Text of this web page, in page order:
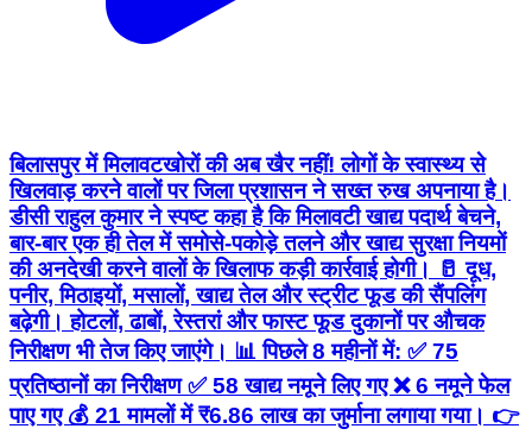
बिलासपुर में मिलावटखोरों की अब खैर नहीं! लोगों के स्वास्थ्य से
खिलवाड़ करने वालों पर जिला प्रशासन ने सख्त रुख अपनाया है।
डीसी राहुल कुमार ने स्पष्ट कहा है कि मिलावटी खाद्य पदार्थ बेचने,
बार-बार एक ही तेल में समोसे-पकोड़े तलने और खाद्य सुरक्षा नियमों
की अनदेखी करने वालों के खिलाफ कड़ी कार्रवाई होगी। 🥛 दूध,
पनीर, मिठाइयों, मसालों, खाद्य तेल और स्ट्रीट फूड की सैंपलिंग
बढ़ेगी। होटलों, ढाबों, रेस्तरां और फास्ट फूड दुकानों पर औचक
निरीक्षण भी तेज किए जाएंगे। 📊 पिछले 8 महीनों में: ✅ 75
प्रतिष्ठानों का निरीक्षण ✅ 58 खाद्य नमूने लिए गए ❌ 6 नमूने फेल
पाए गए 💰 21 मामलों में ₹6.86 लाख का जुर्माना लगाया गया। 👉